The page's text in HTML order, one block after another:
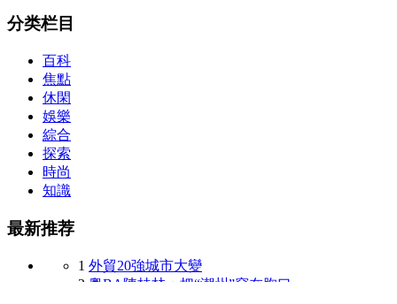
分类栏目
百科
焦點
休閑
娛樂
綜合
探索
時尚
知識
最新推荐
1 外貿20強城市大變
2 粵BA陳桂林：把“潮州”穿在胸口